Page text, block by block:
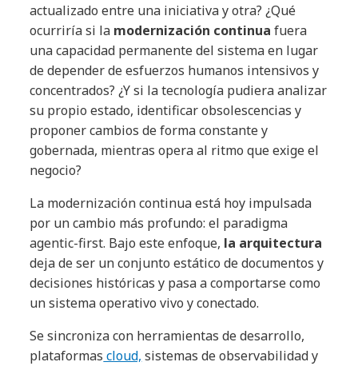
actualizado entre una iniciativa y otra? ¿Qué
ocurriría si la modernización continua fuera
una capacidad permanente del sistema en lugar
de depender de esfuerzos humanos intensivos y
concentrados? ¿Y si la tecnología pudiera analizar
su propio estado, identificar obsolescencias y
proponer cambios de forma constante y
gobernada, mientras opera al ritmo que exige el
negocio?
La modernización continua está hoy impulsada
por un cambio más profundo: el paradigma
agentic-first. Bajo este enfoque, la arquitectura
deja de ser un conjunto estático de documentos y
decisiones históricas y pasa a comportarse como
un sistema operativo vivo y conectado.
Se sincroniza con herramientas de desarrollo,
plataformas cloud, sistemas de observabilidad y